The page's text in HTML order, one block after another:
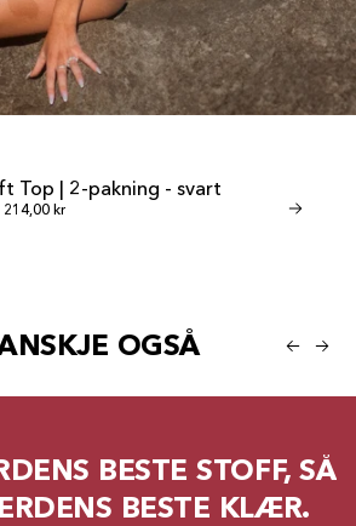
Top | 2-pakning - svart
pris
214,00 kr Ordinær pris
268,00 kr
OGSÅ
BESTE STOFF, SÅ
BESTE KLÆR.